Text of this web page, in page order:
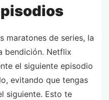
maratones de series, la
bendición. Netflix
el siguiente episodio
evitando que tengas
siguiente. Esto te